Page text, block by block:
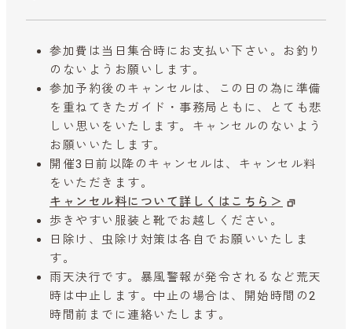
参加費は当日集合時にお支払い下さい。お釣り
のないようお願いします。
参加予約後のキャンセルは、この日の為に準備
を重ねてきたガイド・事務局ともに、とても悲
しい思いをいたします。キャンセルのないよう
お願いいたします。
開催3日前以降のキャンセルは、キャンセル料
をいただきます。
キャンセル料について詳しくはこちら＞
歩きやすい服装と靴でお越しください。
日除け、虫除け対策は各自でお願いいたしま
す。
雨天決行です。暴風警報が発令されるなど荒天
時は中止します。中止の場合は、開始時間の2
時間前までに連絡いたします。